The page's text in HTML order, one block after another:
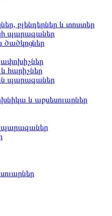
բլենդերներ և տոստեր
պարագաներ
ծածկոցներ
հարիչներ
պարագաներ
և աքսեսուարներ
պարագաներ